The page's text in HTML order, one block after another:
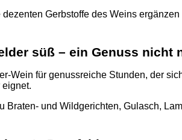
Gerbstoffe des Weins
süß – ein Genuss nicht
Wein für genussreiche Stunden, der
eignet.
Braten- und Wildgerichten, Gulasch,